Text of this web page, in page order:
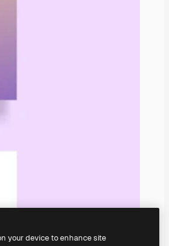
your device to enhance site